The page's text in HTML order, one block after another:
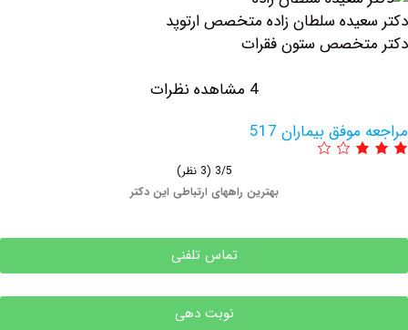
سلطان زاده متخصص ارتوپد
ستون فقرات
بیماران 517
بهترین راههای ارتباطی این دکتر
تماس تلفنی
نوبت دهی